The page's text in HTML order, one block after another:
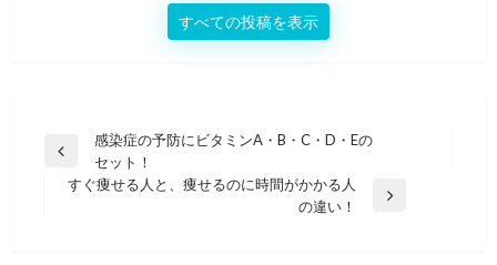
すべての投稿を表示
投
感染症の予防にビタミンA・B・C・D・Eの
セット！
すぐ痩せる人と、痩せるのに時間がかかる人
の違い！